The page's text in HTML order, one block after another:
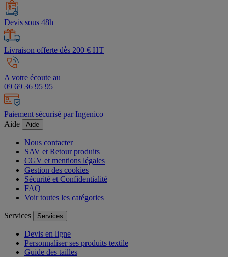
Devis sous 48h
Livraison offerte dès 200 € HT
A votre écoute au
09 69 36 95 95
Paiement sécurisé par Ingenico
Aide
Aide
Nous contacter
SAV et Retour produits
CGV et mentions légales
Gestion des cookies
Sécurité et Confidentialité
FAQ
Voir toutes les catégories
Services Services
Devis en ligne
Personnaliser ses produits textile
Guide des tailles